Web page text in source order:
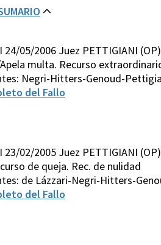
24/05/2006 Juez PETTIGIANI (OP)
multa. Recurso
Negri-Hitters-Genoud-
del Fallo
23/02/2005 Juez PETTIGIANI (OP)
de queja. Rec. de nulidad
de Lázzari-Negri-Hitters-
del Fallo